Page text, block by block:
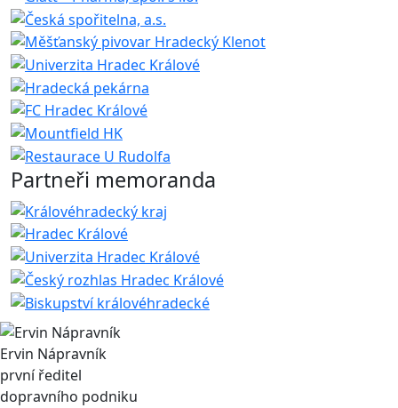
Partneři memoranda
Ervin Nápravník
první ředitel
dopravního podniku